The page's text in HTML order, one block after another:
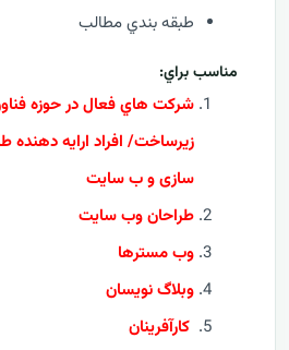
طبقه بندي مطالب
مناسب براي:
شرکت هاي فعال در حوزه
زيرساخت/ افراد ارايه دهنده
سازی و ب سایت
طراحان وب سایت
وب مسترها
وبلاگ نویسان
کارآفرينان